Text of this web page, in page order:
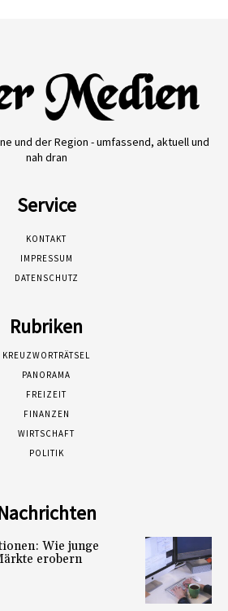
und der Region - umfassend, aktuell und
nah dran
Service
KONTAKT
IMPRESSUM
DATENSCHUTZ
Rubriken
KREUZWORTRÄTSEL
PANORAMA
FREIZEIT
FINANZEN
WIRTSCHAFT
POLITIK
Wie junge
erobern